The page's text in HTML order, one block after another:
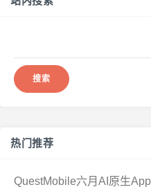
热门推荐
QuestMobile六月AI原生